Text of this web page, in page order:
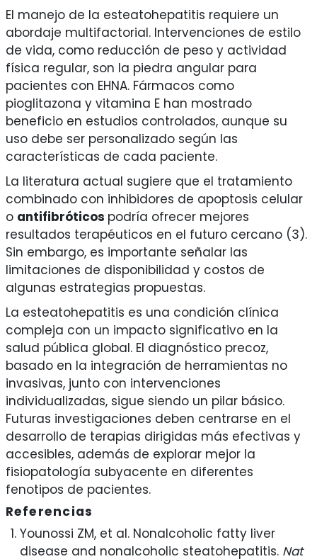
El manejo de la esteatohepatitis requiere un
abordaje multifactorial. Intervenciones de estilo
de vida, como reducción de peso y actividad
física regular, son la piedra angular para
pacientes con EHNA. Fármacos como
pioglitazona y vitamina E han mostrado
beneficio en estudios controlados, aunque su
uso debe ser personalizado según las
características de cada paciente.
La literatura actual sugiere que el tratamiento
combinado con inhibidores de apoptosis celular
o antifibróticos podría ofrecer mejores
resultados terapéuticos en el futuro cercano (3).
Sin embargo, es importante señalar las
limitaciones de disponibilidad y costos de
algunas estrategias propuestas.
La esteatohepatitis es una condición clínica
compleja con un impacto significativo en la
salud pública global. El diagnóstico precoz,
basado en la integración de herramientas no
invasivas, junto con intervenciones
individualizadas, sigue siendo un pilar básico.
Futuras investigaciones deben centrarse en el
desarrollo de terapias dirigidas más efectivas y
accesibles, además de explorar mejor la
fisiopatología subyacente en diferentes
fenotipos de pacientes.
Referencias
Younossi ZM, et al. Nonalcoholic fatty liver
disease and nonalcoholic steatohepatitis. Nat